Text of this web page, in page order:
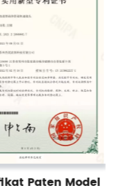
Paten Model